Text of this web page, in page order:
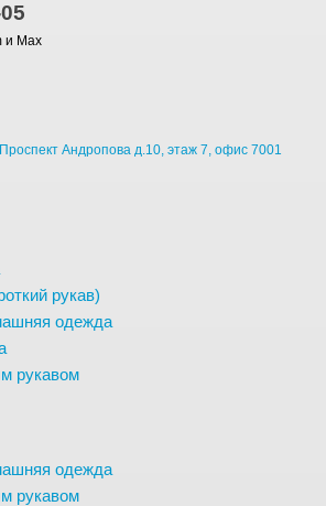
и Max
Андропова д.10, этаж 7, офис 7001
рукав)
одежда
рукавом
одежда
рукавом